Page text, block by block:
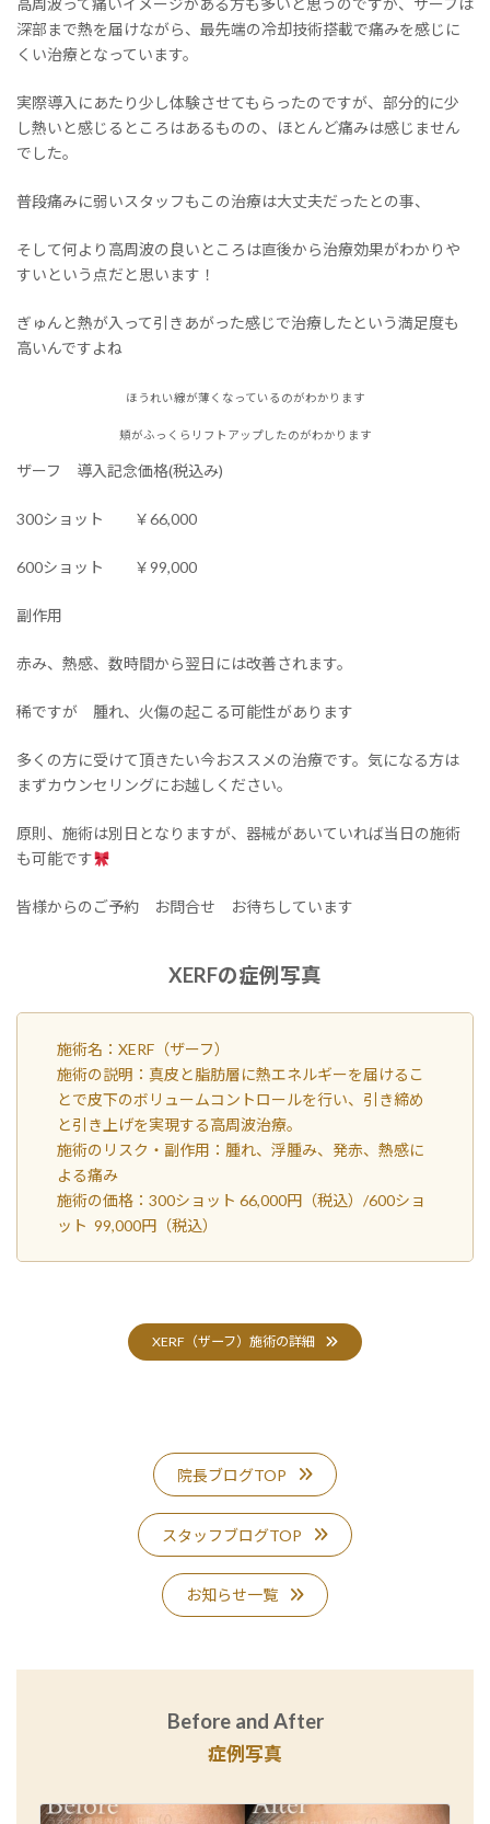
高周波って痛いイメージがある方も多いと思うのですが、ザーフは
深部まで熱を届けながら、最先端の冷却技術搭載で痛みを感じに
くい治療となっています。
実際導入にあたり少し体験させてもらったのですが、部分的に少
し熱いと感じるところはあるものの、ほとんど痛みは感じません
でした。
普段痛みに弱いスタッフもこの治療は大丈夫だったとの事、
そして何より高周波の良いところは直後から治療効果がわかりや
すいという点だと思います！
ぎゅんと熱が入って引きあがった感じで治療したという満足度も
高いんですよね
ほうれい線が薄くなっているのがわかります
頬がふっくらリフトアップしたのがわかります
ザーフ 導入記念価格(税込み)
300ショット ￥66,000
600ショット ￥99,000
副作用
赤み、熱感、数時間から翌日には改善されます。
稀ですが 腫れ、火傷の起こる可能性があります
多くの方に受けて頂きたい今おススメの治療です。気になる方は
まずカウンセリングにお越しください。
原則、施術は別日となりますが、器械があいていれば当日の施術
も可能です
皆様からのご予約 お問合せ お待ちしています
XERFの症例写真
施術名：XERF（ザーフ）
施術の説明：真皮と脂肪層に熱エネルギーを届けるこ
とで皮下のボリュームコントロールを行い、引き締め
と引き上げを実現する高周波治療。
施術のリスク・副作用：腫れ、浮腫み、発赤、熱感に
よる痛み
施術の価格：300ショット 66,000円（税込）/600ショ
ット 99,000円（税込）
XERF（ザーフ）施術の詳細
院長ブログTOP
スタッフブログTOP
お知らせ一覧
Before and After
症例写真